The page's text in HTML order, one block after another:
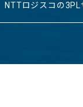
NTTロジスコの3PL